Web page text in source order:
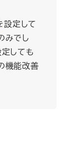
設定して
みでし
しても
機能改善